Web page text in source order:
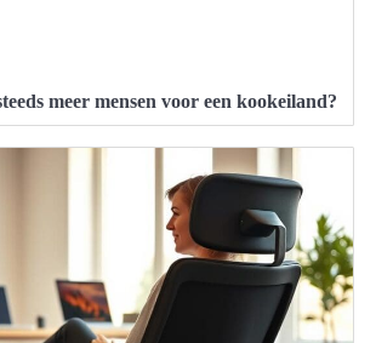
meer mensen voor een kookeiland?